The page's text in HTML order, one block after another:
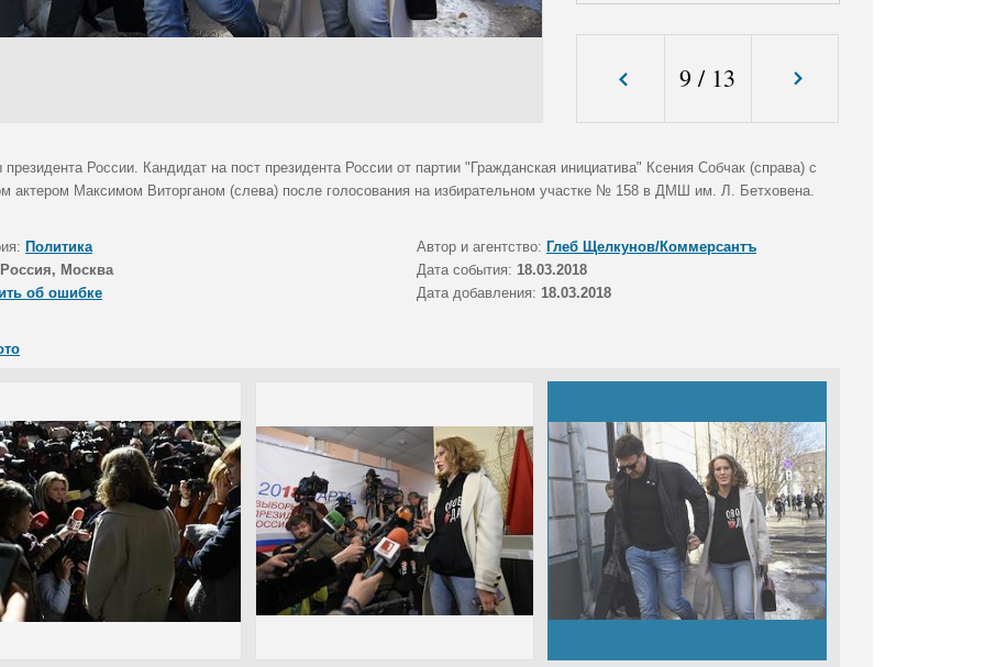
9 / 13
России. Кандидат на пост президента России от партии "Гражданская инициатива" Ксения Собчак (справа) с
актером Максимом Виторганом (слева) после голосования на избирательном участке № 158 в ДМШ им. Л. Бетховена.
Политика Автор и агентство: Глеб Щелкунов/Коммерсантъ
Россия, Москва Дата события: 18.03.2018
об ошибке
Дата добавления: 18.03.2018